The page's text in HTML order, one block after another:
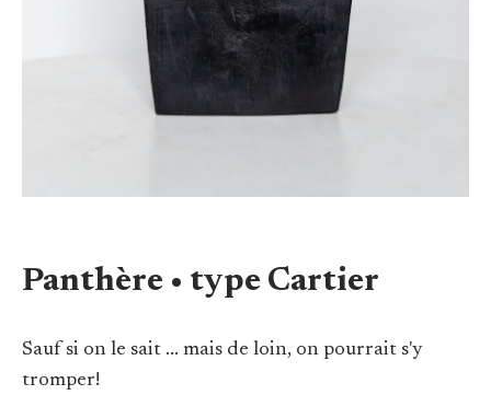
Panthère • type Cartier
Sauf si on le sait ... mais de loin, on pourrait s'y
tromper!